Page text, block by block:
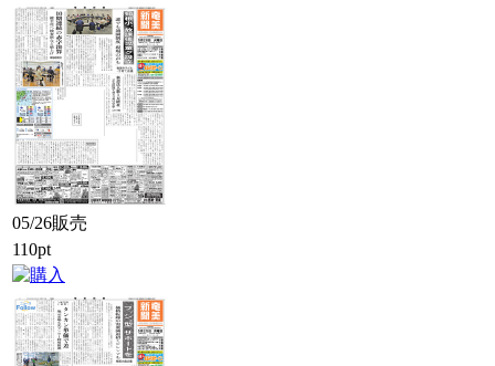
05/26販売
110pt